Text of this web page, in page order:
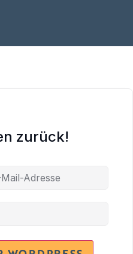
zurück!